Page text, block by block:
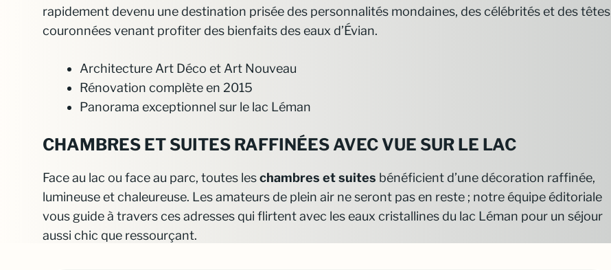
rapidement devenu une destination prisée des personnalités mondaines, des célébrités et des têtes
couronnées venant profiter des bienfaits des eaux d’Évian.
Architecture Art Déco et Art Nouveau
Rénovation complète en 2015
Panorama exceptionnel sur le lac Léman
CHAMBRES ET SUITES RAFFINÉES AVEC VUE SUR LE LAC
Face au lac ou face au parc, toutes leschambres et suites bénéficient d’une décoration raffinée,
lumineuse et chaleureuse. Les amateurs de plein air ne seront pas en reste ; notre équipe éditoriale
vous guide à travers ces adresses qui flirtent avec les eaux cristallines du lac Léman pour un séjour
aussi chic que ressourçant.